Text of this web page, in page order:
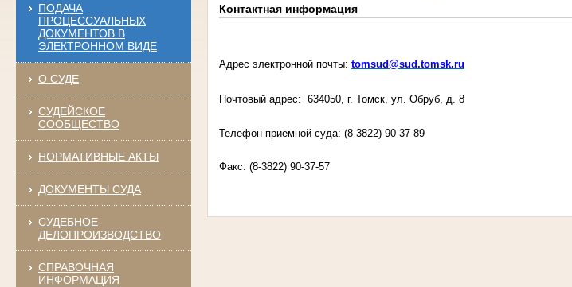
ПОДАЧА
ПРОЦЕССУАЛЬНЫХ
ДОКУМЕНТОВ В
ЭЛЕКТРОННОМ ВИДЕ
О СУДЕ
СУДЕЙСКОЕ
СООБЩЕСТВО
НОРМАТИВНЫЕ АКТЫ
ДОКУМЕНТЫ СУДА
СУДЕБНОЕ
ДЕЛОПРОИЗВОДСТВО
СПРАВОЧНАЯ
ИНФОРМАЦИЯ
Контактная информация
Адрес электронной почты: tomsud@sud.tomsk.ru
Почтовый адрес: 634050, г. Томск, ул. Обруб, д. 8
Телефон приемной суда: (8-3822) 90-37-89
Факс: (8-3822) 90-37-57